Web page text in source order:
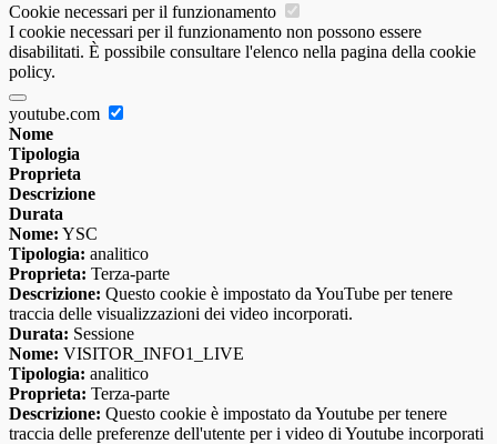
Cookie necessari per il funzionamento
I cookie necessari per il funzionamento non possono essere
disabilitati. È possibile consultare l'elenco nella pagina della cookie
policy.
youtube.com
Nome
Tipologia
Proprieta
Descrizione
Durata
Nome: YSC
Tipologia: analitico
Proprieta: Terza-parte
Descrizione: Questo cookie è impostato da YouTube per tenere
traccia delle visualizzazioni dei video incorporati.
Durata: Sessione
Nome: VISITOR_INFO1_LIVE
Tipologia: analitico
Proprieta: Terza-parte
Descrizione: Questo cookie è impostato da Youtube per tenere
traccia delle preferenze dell'utente per i video di Youtube incorporati